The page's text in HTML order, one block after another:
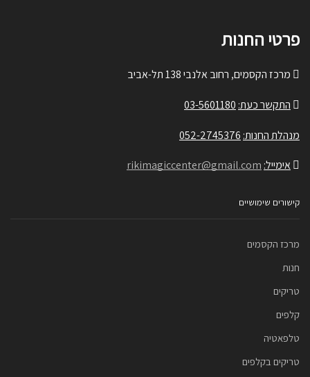
פרטי החנות
מרכז הקסמים, רחוב אלנבי 138 תל-אביב
התקשר כעת: 03-5601180
מנהלת החנות: 052-2745376
אימייל: rikimagiccenter@gmail.com
קישורים שימושיים
מרכז הקסמים
חנות
טריקים
קלפים
טלפאטיה
טריקים בקלפים